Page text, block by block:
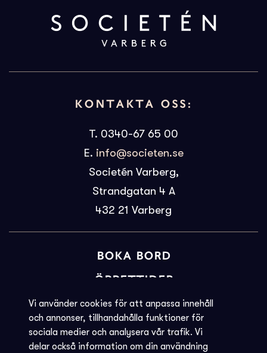
Vi använder cookies för att anpassa innehåll
och annonser, tillhandahålla funktioner för
sociala medier och analysera vår trafik. Vi
delar också information om din användning
KONTAKTA OSS:
T. 0340-67 65 00
E. info@societen.se
Societén Varberg,
Strandgatan 4 A
432 21 Varberg
BOKA BORD
ÖPPETTIDER
BILJETTINFORMATION
KVARGLÖMT